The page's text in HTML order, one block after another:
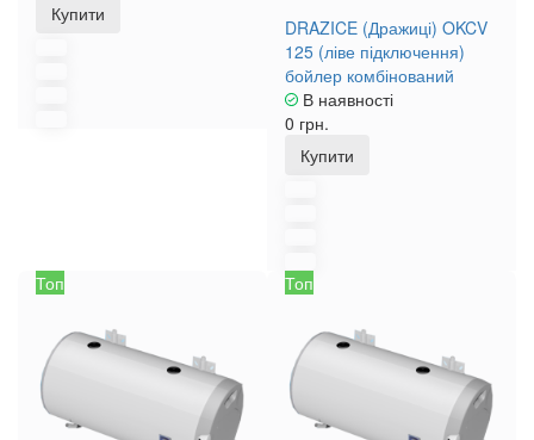
Купити
DRAZICE (Дражиці) OKCV
125 (ліве підключення)
бойлер комбінований
В наявності
0 грн.
Купити
Топ Топ